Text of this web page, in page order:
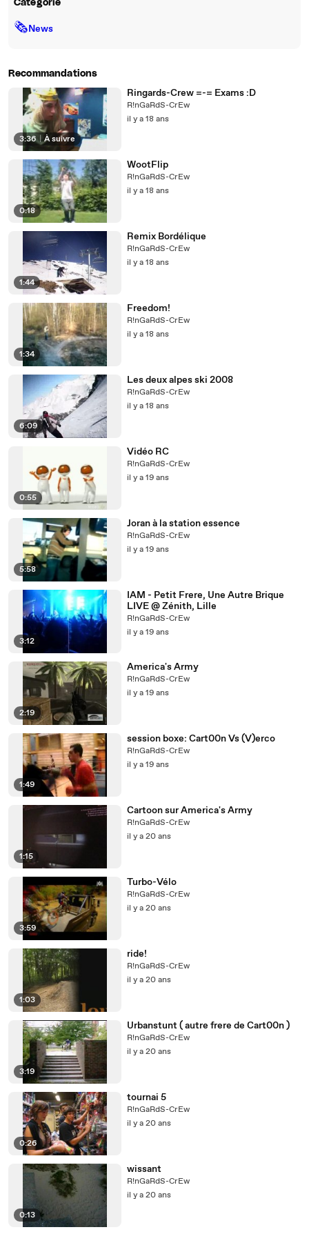
Catégorie
🗞News
Recommandations
3:36 | À suivre
Ringards-Crew =-= Exams :D
R!nGaRdS-CrEw
il y a 18 ans
0:18
WootFlip
R!nGaRdS-CrEw
il y a 18 ans
1:44
Remix Bordélique
R!nGaRdS-CrEw
il y a 18 ans
1:34
Freedom!
R!nGaRdS-CrEw
il y a 18 ans
6:09
Les deux alpes ski 2008
R!nGaRdS-CrEw
il y a 18 ans
0:55
Vidéo RC
R!nGaRdS-CrEw
il y a 19 ans
5:58
Joran à la station essence
R!nGaRdS-CrEw
il y a 19 ans
3:12
IAM - Petit Frere, Une Autre Brique
LIVE @ Zénith, Lille
R!nGaRdS-CrEw
il y a 19 ans
2:19
America's Army
R!nGaRdS-CrEw
il y a 19 ans
1:49
session boxe: Cart00n Vs (V)erco
R!nGaRdS-CrEw
il y a 19 ans
1:15
Cartoon sur America's Army
R!nGaRdS-CrEw
il y a 20 ans
3:59
Turbo-Vélo
R!nGaRdS-CrEw
il y a 20 ans
1:03
ride!
R!nGaRdS-CrEw
il y a 20 ans
3:19
Urbanstunt ( autre frere de Cart00n )
R!nGaRdS-CrEw
il y a 20 ans
0:26
tournai 5
R!nGaRdS-CrEw
il y a 20 ans
0:13
wissant
R!nGaRdS-CrEw
il y a 20 ans